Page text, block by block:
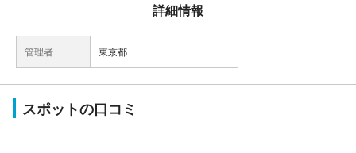
詳細情報
管理者 東京都
スポットの口コミ